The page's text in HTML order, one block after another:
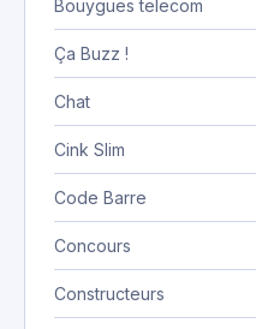
Bouygues telecom
Ça Buzz !
Chat
Cink Slim
Code Barre
Concours
Constructeurs